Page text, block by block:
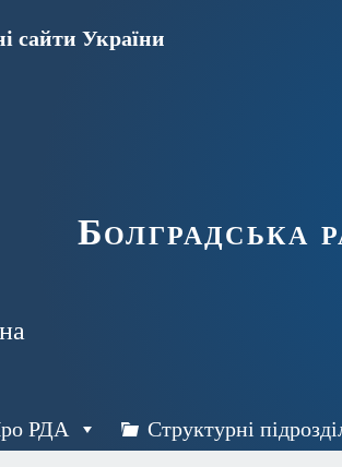
сайти України
Болградська
РДА Структурні